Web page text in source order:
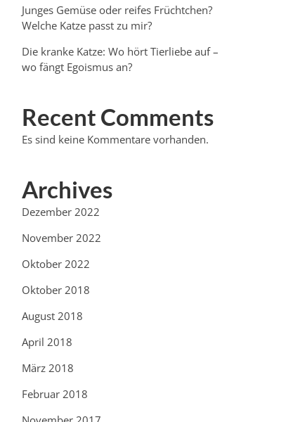
Junges Gemüse oder reifes Früchtchen?
Welche Katze passt zu mir?
Die kranke Katze: Wo hört Tierliebe auf –
wo fängt Egoismus an?
Recent Comments
Es sind keine Kommentare vorhanden.
Archives
Dezember 2022
November 2022
Oktober 2022
Oktober 2018
August 2018
April 2018
März 2018
Februar 2018